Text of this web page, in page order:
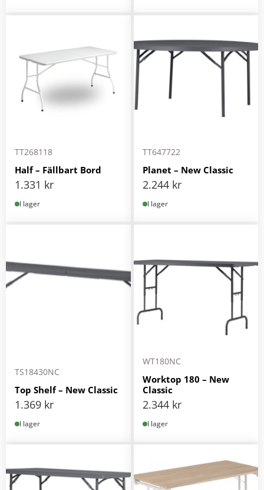
TT268118
Half – Fällbart Bord
1.331 kr
I lager
TT647722
Planet – New Classic
2.244 kr
I lager
TS18430NC
Top Shelf – New Classic
1.369 kr
I lager
WT180NC
Worktop 180 – New
Classic
2.344 kr
I lager